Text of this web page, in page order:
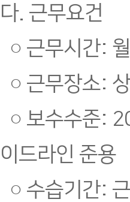
다. 근무요건
○ 근무시간:
○ 근무장소:
○ 보수수준:
이드라인 준용
○ 수습기간: